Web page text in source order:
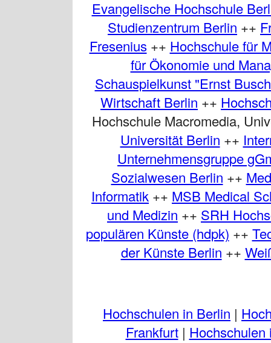
Evangelische Hochschule
Studienzentrum Berlin ++
Fresenius ++ Hochschule für
für Ökonomie und
Schauspielkunst "Ernst
Wirtschaft Berlin ++
Hochschule Macromedia,
Universität Berlin ++
Unternehmensgruppe
Sozialwesen Berlin ++
Informatik ++ MSB Medical
und Medizin ++ SRH
populären Künste (hdpk) ++
der Künste Berlin ++
Hochschulen in Berlin |
Frankfurt| Hochschulen